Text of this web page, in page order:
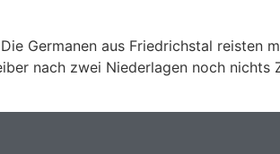
Germanen aus Friedrichstal reisten
nach zwei Niederlagen noch nichts